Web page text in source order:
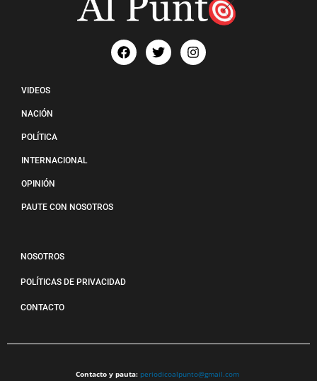
VIDEOS
NACIÓN
POLÍTICA
INTERNACIONAL
OPINIÓN
PAUTE CON NOSOTROS
NOSOTROS
POLÍTICAS DE PRIVACIDAD
CONTACTO
Contacto y pauta: periodicoalpunto@gmail.com